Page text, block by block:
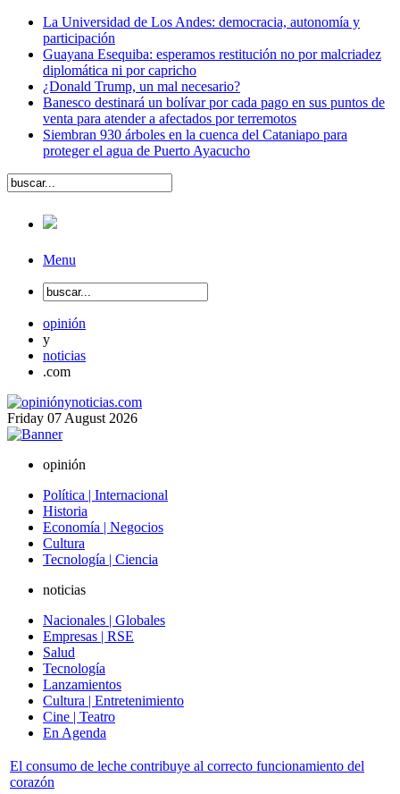
La Universidad de Los Andes: democracia, autonomía y
participación
Guayana Esequiba: esperamos restitución no por malcriadez
diplomática ni por capricho
¿Donald Trump, un mal necesario?
Banesco destinará un bolívar por cada pago en sus puntos de
venta para atender a afectados por terremotos
Siembran 930 árboles en la cuenca del Cataniapo para
proteger el agua de Puerto Ayacucho
Menu
opinión
y
noticias
.com
Friday 07 August 2026
opinión
Política | Internacional
Historia
Economía | Negocios
Cultura
Tecnología | Ciencia
noticias
Nacionales | Globales
Empresas | RSE
Salud
Tecnología
Lanzamientos
Cultura | Entretenimiento
Cine | Teatro
En Agenda
El consumo de leche contribuye al correcto funcionamiento del
corazón